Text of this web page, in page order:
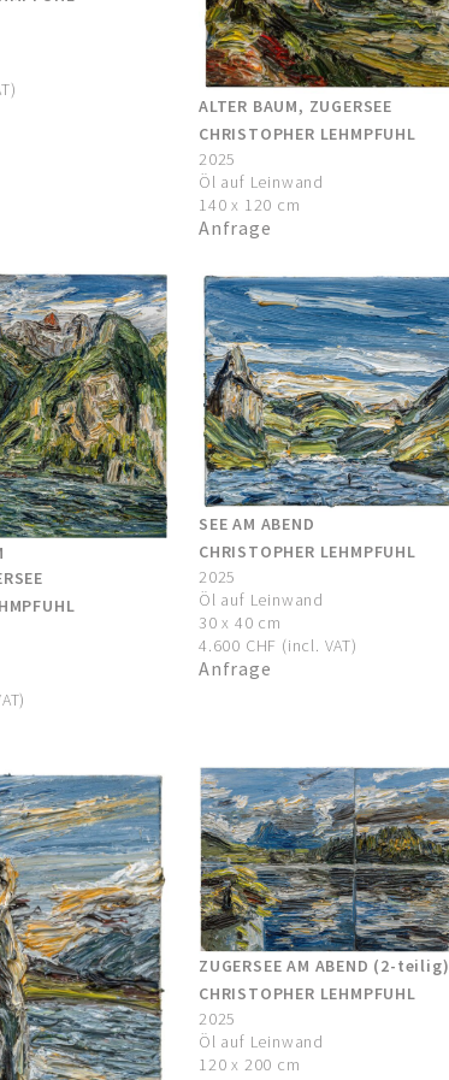
ALTER BAUM, ZUGERSEE
CHRISTOPHER LEHMPFUHL
2025
Öl auf Leinwand
140 x 120 cm
Anfrage
SEE AM ABEND
CHRISTOPHER LEHMPFUHL
2025
Öl auf Leinwand
30 x 40 cm
4.600 CHF (incl. VAT)
Anfrage
ZUGERSEE AM ABEND (2-teilig)
CHRISTOPHER LEHMPFUHL
2025
Öl auf Leinwand
120 x 200 cm